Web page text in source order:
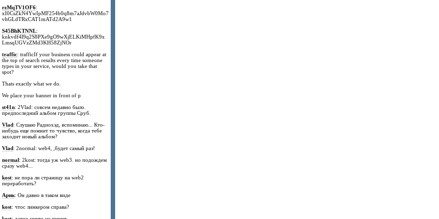
rzMqTV1OF6:
xI0CsZkN4YwIpMF254b0q8m7aJdvbW0Mo7
vhGLdTRxCAT1mATd2A9w1
S45BhKTNNL:
knkvdf4l9q2S8PXe9gO9wXjELKiMHpfK9x
LmsqUGVzZMd3KH58ZjNOr
traffic: trafficIf your business could appear at
the top of search results every time someone
types in your service, would you take that
spot?
Thats exactly what we do.
We place your banner in front of p
st41n: 2Vlad: совсем недавно было.
предпоследний альбом группы Сруб.
Vlad: Слушаю Радиохэд, вспоминаю... Кто-
нибудь еще помнит то чувство, когда тебе
заходит новый альбом?
Vlad: 2normal: web4, ,будет самый раз!
normal: 2kost: тогда уж web3. но подождем
сразу web4...
kost: не пора ли страницу на web2
переработать?
Арик: Он давно в таком виде
kost: чтос линкером справа?